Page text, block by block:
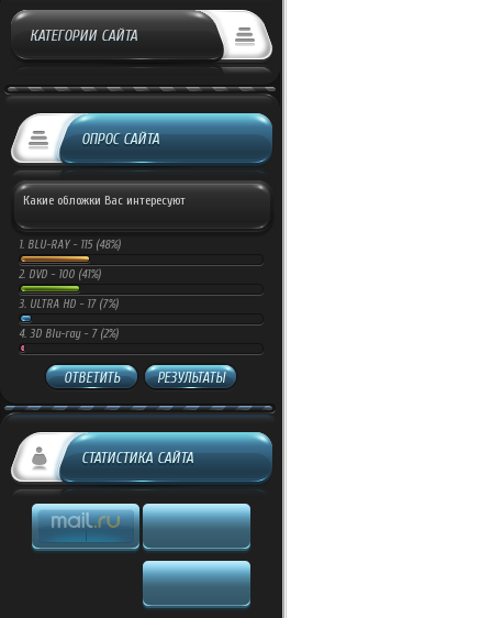
КАТЕГОРИИ САЙТА
ОПРОС САЙТА
Какие обложки Вас интересуют
1. BLU-RAY - 115 (48%)
2. DVD - 100 (41%)
3. ULTRA HD - 17 (7%)
4. 3D Blu-ray - 7 (2%)
ОТВЕТИТЬ РЕЗУЛЬТАТЫ
СТАТИСТИКА САЙТА